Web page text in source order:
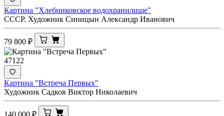
Картина "Хлебниковское водохранилище"
СССР. Художник Синицын Александр Иванович
79 800 ₽
47122
Картина "Встреча Первых"
Художник Садков Виктор Николаевич
140 000 ₽